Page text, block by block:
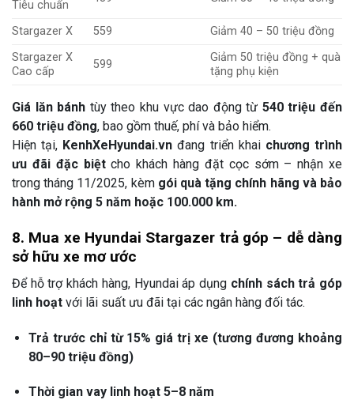
Tiêu chuẩn
Stargazer X 559
Giảm 40 – 50 triệu đồng
Stargazer X
Cao cấp
599
Giảm 50 triệu đồng + quà
tặng phụ kiện
Giá lăn bánh tùy theo khu vực dao động từ 540 triệu đến
660 triệu đồng, bao gồm thuế, phí và bảo hiểm.
Hiện tại, KenhXeHyundai.vn đang triển khai chương trình
ưu đãi đặc biệtcho khách hàng đặt cọc sớm – nhận xe
trong tháng 11/2025, kèm gói quà tặng chính hãng và bảo
hành mở rộng 5 năm hoặc 100.000 km.
8. Mua xe Hyundai Stargazer trả góp – dễ dàng
sở hữu xe mơ ước
Để hỗ trợ khách hàng, Hyundai áp dụng chính sách trả góp
linh hoạt với lãi suất ưu đãi tại các ngân hàng đối tác.
Trả trước chỉ từ 15% giá trị xe (tương đương khoảng
80–90 triệu đồng)
Thời gian vay linh hoạt 5–8 năm